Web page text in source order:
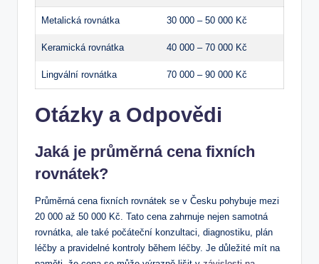
Metalická rovnátka 30 000 – 50 000 Kč
Keramická rovnátka 40 000 – 70 000 Kč
Lingvální rovnátka 70 000 – 90 000 Kč
Otázky a Odpovědi
Jaká je průměrná cena fixních
rovnátek?
Průměrná cena fixních rovnátek se v Česku pohybuje mezi
20 000 až 50 000 Kč. Tato cena zahrnuje nejen samotná
rovnátka, ale také počáteční konzultaci, diagnostiku, plán
léčby a pravidelné kontroly během léčby. Je důležité mít na